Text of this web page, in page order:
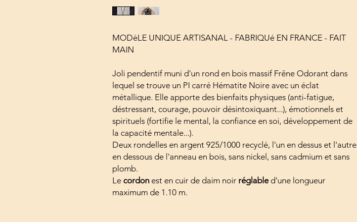
MODèLE UNIQUE ARTISANAL - FABRIQUé EN FRANCE - FAIT
MAIN
Joli pendentif muni d'un rond en bois massif Frêne Odorant dans
lequel se trouve un PI carré Hématite Noire avec un éclat
métallique. Elle apporte des bienfaits physiques (anti-fatigue,
déstressant, courage, pouvoir désintoxiquant...), émotionnels et
spirituels (fortifie le mental, la confiance en soi, développement de
la capacité mentale...).
Deux rondelles en argent 925/1000 recyclé, l'un en dessus et l'autre
en dessous de l'anneau en bois, sans nickel, sans cadmium et sans
plomb.
Le cordon est en cuir de daim noir réglabled'une longueur
maximum de 1.10 m.